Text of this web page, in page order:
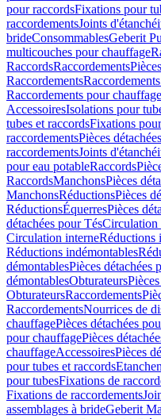
pour raccordsFixations pour
raccordementsJoints
brideConsommablesGeberit
multicouches pour chauffage
RaccordsRaccordements
Raccordements
Raccordements pour chauffage
AccessoiresIsolations pour
tubes et raccordsFixations
raccordementsPièces
raccordementsJoints
pour eau potableRaccords
RaccordsManchonsPièces
ManchonsRéductionsPièces
RéductionsÉquerresPièces
détachées pour TésCirculation
Circulation interneRéductions
Réductions indémontables
démontablesPièces détachées
démontablesObturateurs
ObturateursRaccordements
RaccordementsNourrices de
chauffagePièces détachées
pour chauffagePièces
chauffageAccessoiresPièces
pour tubes et raccords
pour tubesFixations de
Fixations de raccordements
assemblages à brideGeberit